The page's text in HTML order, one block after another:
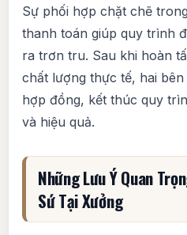
Sự phối hợp chặt chẽ
thanh toán giúp quy trình
ra trơn tru. Sau khi hoàn
chất lượng thực tế, hai
hợp đồng, kết thúc quy
và hiệu quả.
Những Lưu Ý Quan
Sứ Tại Xưởng